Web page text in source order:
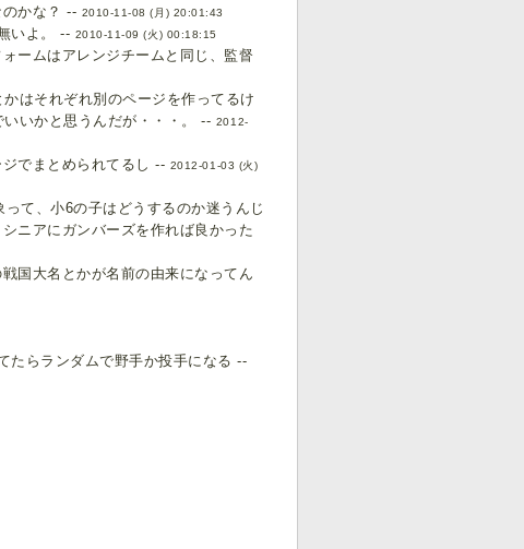
かな？ -- 2010-11-08 (月) 20:01:43
いよ。 -- 2010-11-09 (火) 00:18:15
ームはアレンジチームと同じ、監督
はそれぞれ別のページを作ってるけ
いかと思うんだが・・・。 -- 2012-
でまとめられてるし -- 2012-01-03 (火)
て、小6の子はどうするのか迷うんじ
ニアにガンバーズを作れば良かった
国大名とかが名前の由来になってん
たらランダムで野手か投手になる --